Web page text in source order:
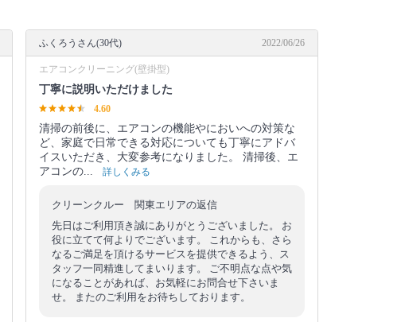
ふくろうさん(30代) 2022/06/26
エアコンクリーニング(壁掛型)
丁寧に説明いただけました
4.60
清掃の前後に、エアコンの機能やにおいへの対策な
ど、家庭で日常できる対応についても丁寧にアドバ
イスいただき、大変参考になりました。 清掃後、エ
アコンの...
詳しくみる
クリーンクルー 関東エリアの返信
先日はご利用頂き誠にありがとうございました。 お
役に立てて何よりでございます。 これからも、さら
なるご満足を頂けるサービスを提供できるよう、ス
タッフ一同精進してまいります。 ご不明点な点や気
になることがあれば、お気軽にお問合せ下さいま
せ。 またのご利用をお待ちしております。